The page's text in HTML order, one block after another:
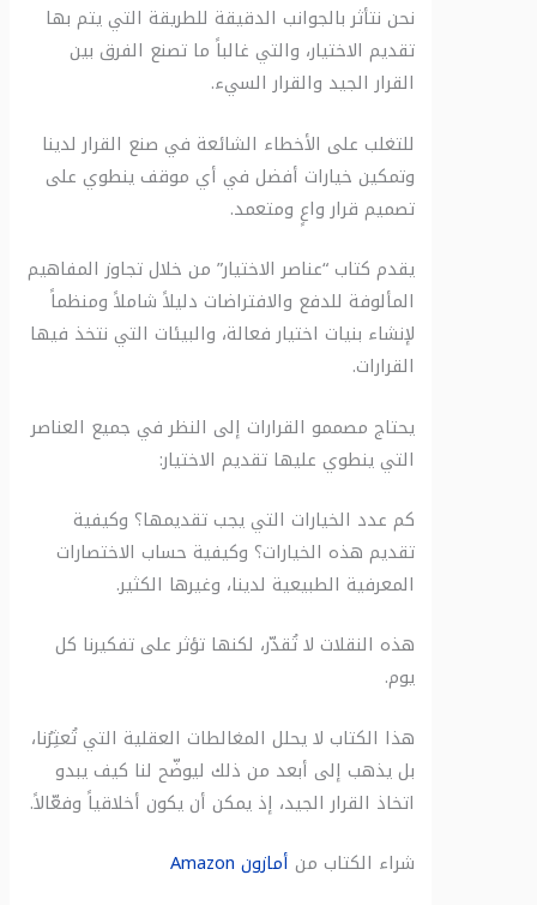
نحن نتأثر بالجوانب الدقيقة للطريقة التي يتم بها
تقديم الاختيار، والتي غالباً ما تصنع الفرق بين
القرار الجيد والقرار السيء.
للتغلب على الأخطاء الشائعة في صنع القرار لدينا
وتمكين خيارات أفضل في أي موقف ينطوي على
تصميم قرار واعٍ ومتعمد.
يقدم كتاب “عناصر الاختيار” من خلال تجاوز المفاهيم
المألوفة للدفع والافتراضات دليلاً شاملاً ومنظماً
لإنشاء بنيات اختيار فعالة، والبيئات التي نتخذ فيها
القرارات.
يحتاج مصممو القرارات إلى النظر في جميع العناصر
التي ينطوي عليها تقديم الاختيار:
كم عدد الخيارات التي يجب تقديمها؟ وكيفية
تقديم هذه الخيارات؟ وكيفية حساب الاختصارات
المعرفية الطبيعية لدينا، وغيرها الكثير.
هذه النقلات لا تُقدّر، لكنها تؤثر على تفكيرنا كل
هذا الكتاب لا يحلل المغالطات العقلية التي تُعثِرُنا،
بل يذهب إلى أبعد من ذلك ليوضّح لنا كيف يبدو
اتخاذ القرار الجيد، إذ يمكن أن يكون أخلاقياً وفعّالاً.
شراء الكتاب منأمازونAmazon